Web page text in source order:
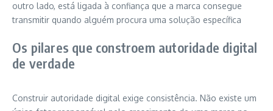
outro lado, está ligada à confiança que a marca consegue
transmitir quando alguém procura uma solução específica
Os pilares que constroem autoridade digital
de verdade
Construir autoridade digital exige consistência. Não existe um